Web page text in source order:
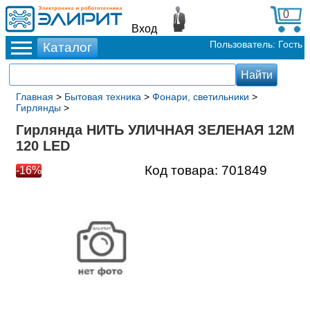
Вход
0
Пользователь: Гость
Главная > Бытовая техника > Фонари, светильники >
Гирлянды >
Гирлянда НИТЬ УЛИЧНАЯ ЗЕЛЕНАЯ 12М
120 LED
-16% Код товара: 701849